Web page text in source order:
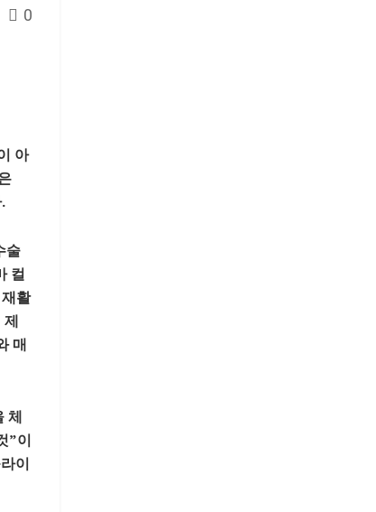
0
아
술
컬
활
제
매
체
”이
이